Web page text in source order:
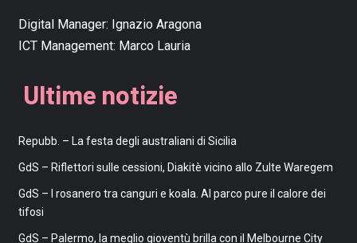
Digital Manager: Ignazio Aragona
ICT Management: Marco Lauria
Ultime notizie
Repubb. – La festa degli australiani di Sicilia
GdS – Riflettori sulle cessioni, Diakitè vicino allo Zulte Waregem
GdS – I rosanero tra canguri e koala. Al parco pure il calore dei
tifosi
GdS – Palermo, la meglio gioventù brilla con il Melbourne City